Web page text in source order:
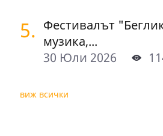
5. Фестивалът
музика,...
30 Юли 2026
виж всички